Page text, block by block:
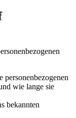
personenbezogenen
wie lange sie
bekannten